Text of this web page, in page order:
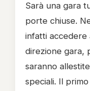
Sarà una gara
porte chiuse.
infatti accedere
direzione gara,
saranno
speciali. Il